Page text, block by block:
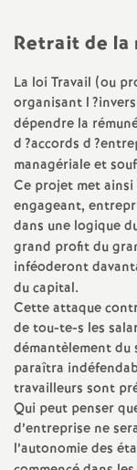
Retrait de
La loi Travail (ou
organisant l
dépendre la
d?accords d
managériale et
Ce projet met ainsi
engageant,
dans une logique
grand profit du
inféoderont
du capital.
Cette attaque
de tou-te-s les
démantèlement
paraîtra
travailleurs sont
Qui peut penser
d’entreprise ne
l’autonomie des